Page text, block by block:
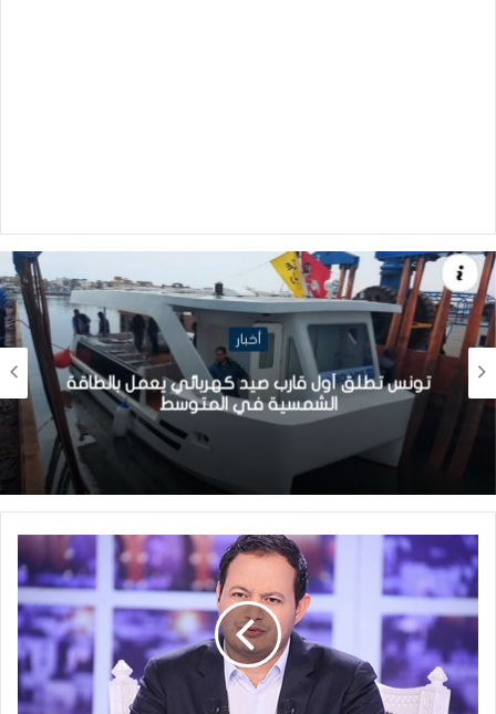
أخبار
تونس تطلق أول قارب صيد كهربائي يعمل بالطاقة
الشمسية في المتوسط